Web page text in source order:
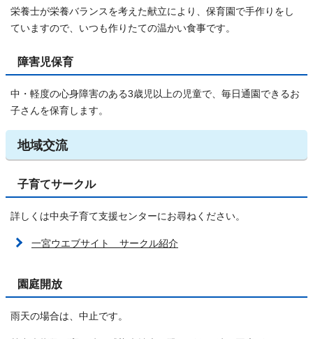
栄養士が栄養バランスを考えた献立により、保育園で手作りをし
ていますので、いつも作りたての温かい食事です。
障害児保育
中・軽度の心身障害のある3歳児以上の児童で、毎日通園できるお
子さんを保育します。
地域交流
子育てサークル
詳しくは中央子育て支援センターにお尋ねください。
一宮ウエブサイト サークル紹介
園庭開放
雨天の場合は、中止です。